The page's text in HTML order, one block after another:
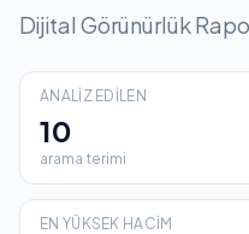
Dijital Görünürlük
ANALIZ EDILEN
10
arama terimi
EN YÜKSEK HACIM